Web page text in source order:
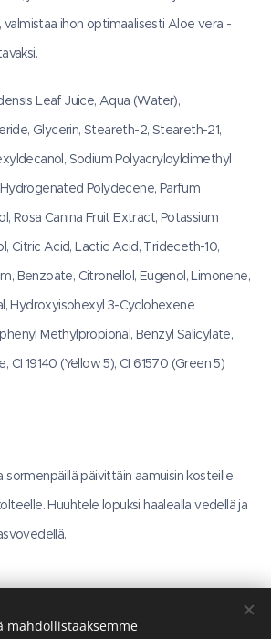
ihon optimaalisesti Aloe vera -
Leaf Juice, Aqua (Water),
Glycerin, Steareth-2, Steareth-21,
Sodium Polyacryloyldimethyl
Polydecene, Parfum
Rosa Canina Fruit Extract, Potassium
Citric Acid, Lactic Acid, Trideceth-10,
Benzoate, Citronellol, Eugenol, Limonene,
Hydroxyisohexyl 3-Cyclohexene
Methylpropional, Benzyl Salicylate,
CI 19140 (Yellow 5), CI 61570 (Green 5)
päivittäin aamuisin kosteille
Huuhtele lopuksi haalealla vedellä ja
mahdollistaaksemme